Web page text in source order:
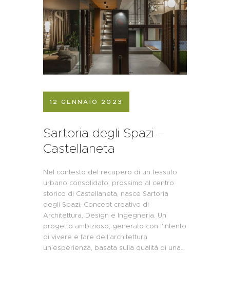
12 GENNAIO 2023
Sartoria degli Spazi –
Castellaneta
Nel contesto del recupero di un tessuto
urbano consolidato, prossimo al centro
storico di Castellaneta, nasce Sartoria
degli Spazi, Concept creativo di
Architettura, Design e Ingegneria. Un
progetto ambizioso, generato con l'intento
di vivere e fare dell'architettura
un’esperienza, basata sulla qualità di una…